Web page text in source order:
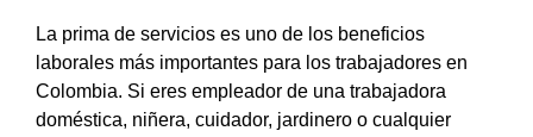
La prima de servicios es uno de los beneficios
laborales más importantes para los trabajadores en
Colombia. Si eres empleador de una trabajadora
doméstica, niñera, cuidador, jardinero o cualquier